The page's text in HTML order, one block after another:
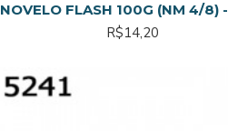
NOVELO FLASH 100G (NM 4/8)
R$14,20